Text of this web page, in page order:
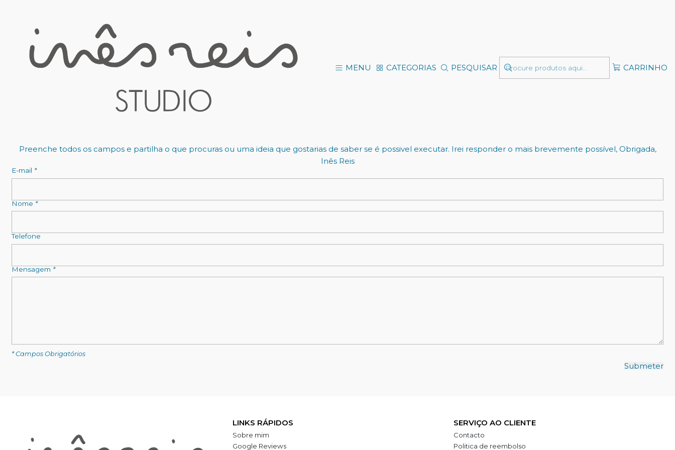
MENU CATEGORIAS PESQUISAR CARRINHO
Vinil de parede
Vinil de parede personalizável, autocolante sem danificar para superfícies lisas, limpas e não porosas. Cola e descola com facilidade (dependendo do recorte/design
Preenche todos os campos e partilha o que procuras ou uma ideia que gostarias de saber se é possivel executar. Irei responder o mais brevemente possível, Obrigada,
Inês Reis
E-mail *
Nome *
Telefone
Mensagem*
* Campos Obrigatórios
LINKS RÁPIDOS
Sobre mim
Google Reviews
SERVIÇO AO CLIENTE
Contacto
Politica de reembolso